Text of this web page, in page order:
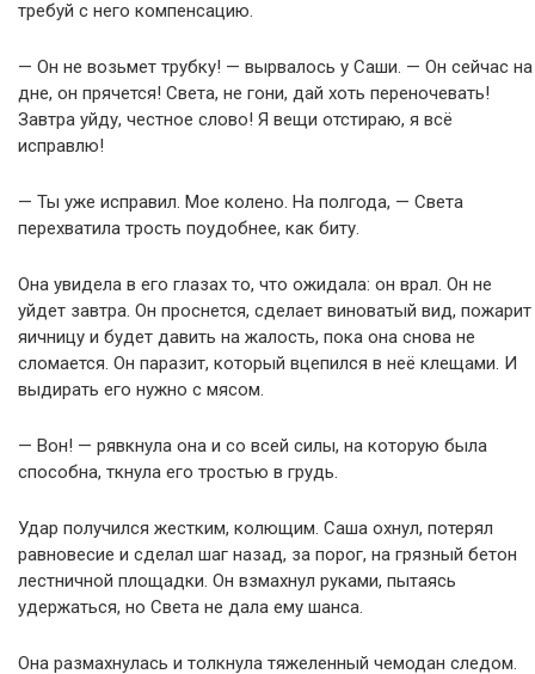
требуй с него компенсацию.
— Он не возьмет трубку! — вырвалось у Саши. — Он сейчас на
дне, он прячется! Света, не гони, дай хоть переночевать!
Завтра уйду, честное слово! Я вещи отстираю, я всё
исправлю!
— Ты уже исправил. Мое колено. На полгода, — Света
перехватила трость поудобнее, как биту.
Она увидела в его глазах то, что ожидала: он врал. Он не
уйдет завтра. Он проснется, сделает виноватый вид, пожарит
яичницу и будет давить на жалость, пока она снова не
сломается. Он паразит, который вцепился в неё клещами. И
выдирать его нужно с мясом.
— Вон! — рявкнула она и со всей силы, на которую была
способна, ткнула его тростью в грудь.
Удар получился жестким, колющим. Саша охнул, потерял
равновесие и сделал шаг назад, за порог, на грязный бетон
лестничной площадки. Он взмахнул руками, пытаясь
удержаться, но Света не дала ему шанса.
Она размахнулась и толкнула тяжеленный чемодан следом.